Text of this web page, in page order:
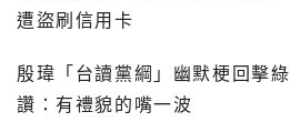
遭盜刷信用卡
殷瑋「台讀黨綱」幽默梗回擊
讚：有禮貌的嘴一波